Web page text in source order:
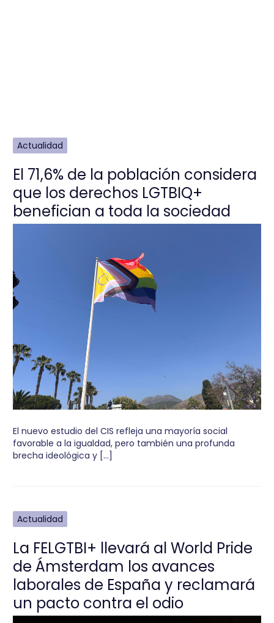
Actualidad
El 71,6% de la población considera
que los derechos LGTBIQ+
benefician a toda la sociedad
El nuevo estudio del CIS refleja una mayoría social
favorable a la igualdad, pero también una profunda
brecha ideológica y […]
Actualidad
La FELGTBI+ llevará al World Pride
de Ámsterdam los avances
laborales de España y reclamará
un pacto contra el odio